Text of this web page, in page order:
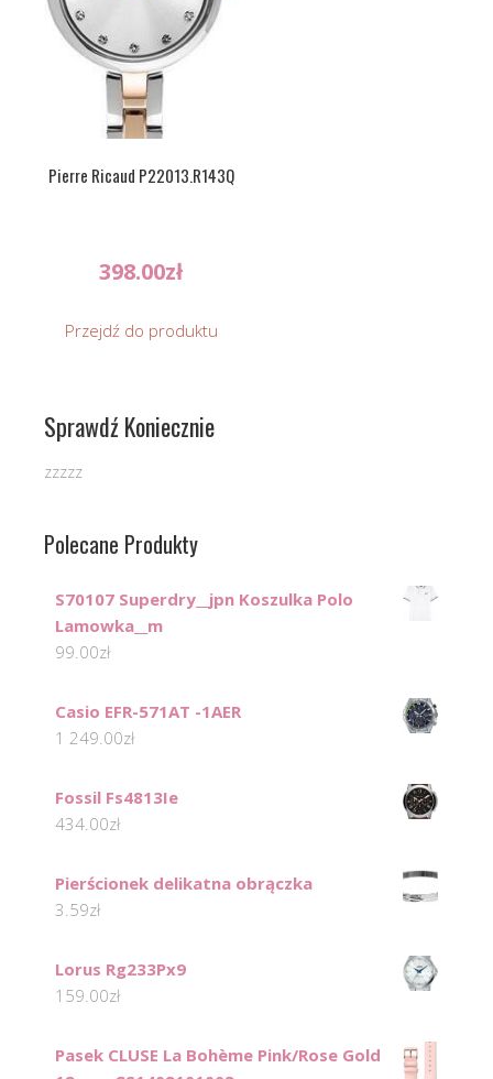
Pierre Ricaud P22013.R143Q
398.00zł
Przejdź do produktu
Sprawdź Koniecznie
zzzzz
Polecane Produkty
S70107 Superdry__jpn Koszulka Polo
Lamowka__m
99.00zł
Casio EFR-571AT -1AER
1 249.00zł
Fossil Fs4813Ie
434.00zł
Pierścionek delikatna obrączka
3.59zł
Lorus Rg233Px9
159.00zł
Pasek CLUSE La Bohème Pink/Rose Gold